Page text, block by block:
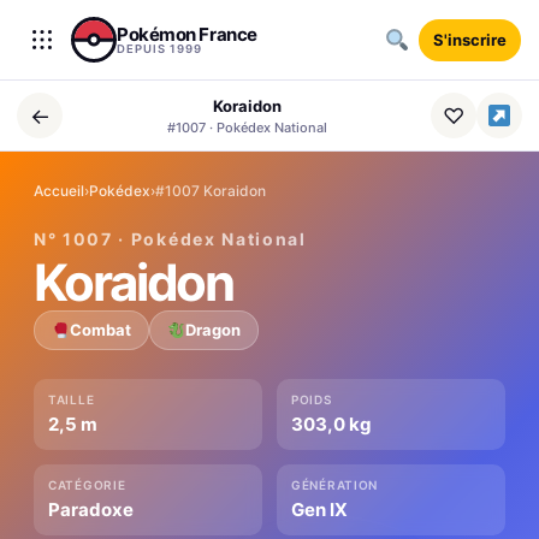
Aller au contenu
Pokémon France
DEPUIS 1999 S'inscrire
← Koraidon
#1007 · Pokédex National ♡
Accueil›Pokédex›#1007 Koraidon
N° 1007 · Pokédex National
Koraidon
Combat Dragon
TAILLE
2,5 m
POIDS
303,0 kg
CATÉGORIE
Paradoxe
GÉNÉRATION
Gen IX